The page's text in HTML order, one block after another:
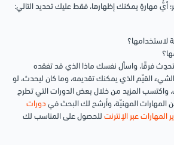
أيُّ مهارةٍ يمكنك إظهارها، فقط عليك تحديد التالي:
لاستخدامها؟
ستحدِث فرقًا، واسأل نفسك ماذا الذي قد تفقده
القيّم الذي يمكنك تقديمه، وما كان ليحدث، لو
واكتسب المزيد من خلال بعض الدورات التي تطرح
المهنيّة، وأرشح لك البحث في دورات
عبر الإنترنت للحصول على المناسب لك